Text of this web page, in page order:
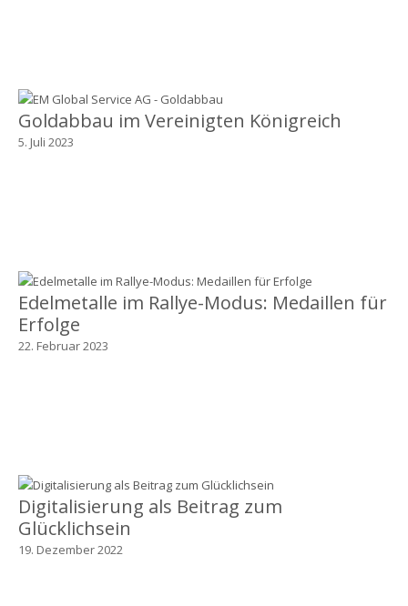
Goldabbau im Vereinigten Königreich
5. Juli 2023
Edelmetalle im Rallye-Modus: Medaillen für
Erfolge
22. Februar 2023
Digitalisierung als Beitrag zum
Glücklichsein
19. Dezember 2022